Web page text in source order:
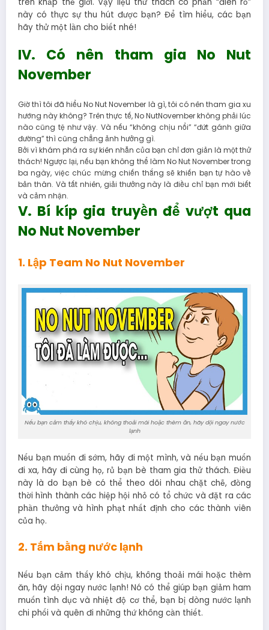
này có thực sự thu hút được bạn? Để tìm hiểu, các bạn
hãy thử một lần cho biết nhé!
IV. Có nên tham gia No Nut
November
Giờ thì tôi đã hiểu No Nut November là gì, tôi có nên tham gia xu
hướng này không? Trên thực tế, No NutNovember không phải lúc
nào cũng tệ như vậy. Và nếu “không chịu nổi” “đứt gánh giữa
đường” thì cũng chẳng ảnh hưởng gì.
Bởi vì khám phá ra sự kiên nhẫn của bạn chỉ đơn giản là một thử
thách! Ngược lại, nếu bạn không thể làm No Nut November trong
ba ngày, việc chúc mừng chiến thắng sẽ khiến bạn tự hào về
bản thân. Và tất nhiên, giải thưởng này là điều chỉ bạn mới biết
và cảm nhận.
V. Bí kíp gia truyền để vượt qua
No Nut November
1. Lập Team No Nut November
Nếu bạn cảm thấy khó chịu, không thoải mái hoặc thèm ăn, hãy dội ngay nước
lạnh
Nếu bạn muốn đi sớm, hãy đi một mình, và nếu bạn muốn
đi xa, hãy đi cùng họ, rủ bạn bè tham gia thử thách. Điều
này là do bạn bè có thể theo dõi nhau chặt chẽ, đồng
thời hình thành các hiệp hội nhỏ có tổ chức và đặt ra các
phần thưởng và hình phạt nhất định cho các thành viên
của họ.
2. Tắm bằng nước lạnh
Nếu bạn cảm thấy khó chịu, không thoải mái hoặc thèm
ăn, hãy dội ngay nước lạnh! Nó có thể giúp bạn giảm ham
muốn tình dục và nhiệt độ cơ thể, bạn bị dòng nước lạnh
chi phối và quên đi những thứ không cần thiết.